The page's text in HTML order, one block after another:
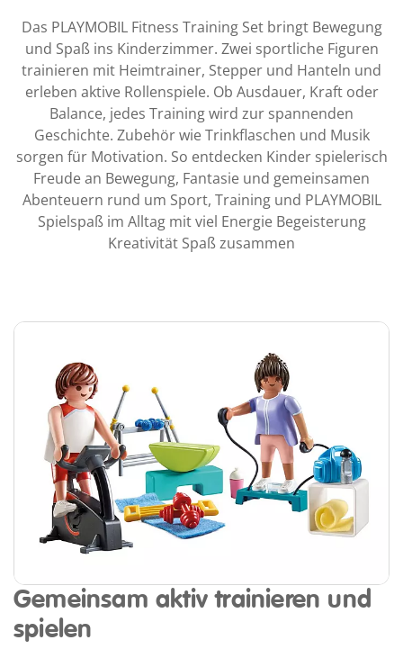
Das PLAYMOBIL Fitness Training Set bringt Bewegung
und Spaß ins Kinderzimmer. Zwei sportliche Figuren
trainieren mit Heimtrainer, Stepper und Hanteln und
erleben aktive Rollenspiele. Ob Ausdauer, Kraft oder
Balance, jedes Training wird zur spannenden
Geschichte. Zubehör wie Trinkflaschen und Musik
sorgen für Motivation. So entdecken Kinder spielerisch
Freude an Bewegung, Fantasie und gemeinsamen
Abenteuern rund um Sport, Training und PLAYMOBIL
Spielspaß im Alltag mit viel Energie Begeisterung
Kreativität Spaß zusammen
Gemeinsam aktiv trainieren und
spielen